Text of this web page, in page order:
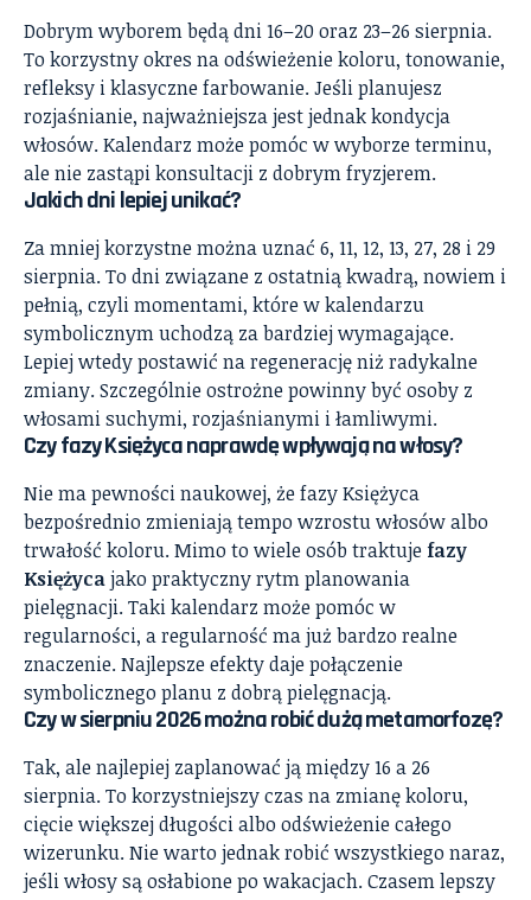
Dobrym wyborem będą dni 16–20 oraz 23–26 sierpnia.
To korzystny okres na odświeżenie koloru, tonowanie,
refleksy i klasyczne farbowanie. Jeśli planujesz
rozjaśnianie, najważniejsza jest jednak kondycja
włosów. Kalendarz może pomóc w wyborze terminu,
ale nie zastąpi konsultacji z dobrym fryzjerem.
Jakich dni lepiej unikać?
Za mniej korzystne można uznać 6, 11, 12, 13, 27, 28 i 29
sierpnia. To dni związane z ostatnią kwadrą, nowiem i
pełnią, czyli momentami, które w kalendarzu
symbolicznym uchodzą za bardziej wymagające.
Lepiej wtedy postawić na regenerację niż radykalne
zmiany. Szczególnie ostrożne powinny być osoby z
włosami suchymi, rozjaśnianymi i łamliwymi.
Czy fazy Księżyca naprawdę wpływają na włosy?
Nie ma pewności naukowej, że fazy Księżyca
bezpośrednio zmieniają tempo wzrostu włosów albo
trwałość koloru. Mimo to wiele osób traktujefazy
Księżycajako praktyczny rytm planowania
pielęgnacji. Taki kalendarz może pomóc w
regularności, a regularność ma już bardzo realne
znaczenie. Najlepsze efekty daje połączenie
symbolicznego planu z dobrą pielęgnacją.
Czy w sierpniu 2026 można robić dużą metamorfozę?
Tak, ale najlepiej zaplanować ją między 16 a 26
sierpnia. To korzystniejszy czas na zmianę koloru,
cięcie większej długości albo odświeżenie całego
wizerunku. Nie warto jednak robić wszystkiego naraz,
jeśli włosy są osłabione po wakacjach. Czasem lepszy